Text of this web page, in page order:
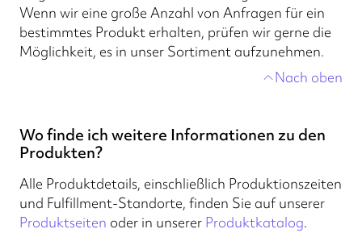
Wenn wir eine große Anzahl von Anfragen für ein
bestimmtes Produkt erhalten, prüfen wir gerne die
Möglichkeit, es in unser Sortiment aufzunehmen.
Nach oben
Wo finde ich weitere Informationen zu den
Produkten?
Alle Produktdetails, einschließlich Produktionszeiten
und Fulfillment-Standorte, finden Sie auf unserer
Produktseiten oder in unserer Produktkatalog.